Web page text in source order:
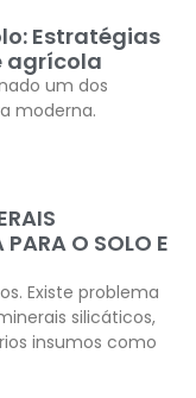
Estratégias
agrícola
um dos
moderna.
PARA O SOLO E
Existe problema
silicáticos,
insumos como